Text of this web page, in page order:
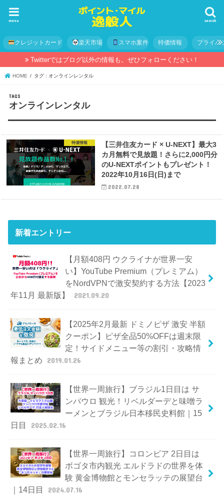
search
menu
クレジットカード 楽天市場 スマホ案件 特価情報 プライバ
Twitterではブログ以外の情報も。ぜひフォローください！
HOME タグ : オンラインレンタル
オンラインレンタル
特価情報
【三井住友カード × U-NEXT】最大3
カ月無料で見放題！さらに2,000円分
のU-NEXTポイントもプレゼント！
2022年10月16日(日)まで
2022.07.28
新着エントリー
【月額408円 ウクライナが世界一安
い】YouTube Premium（プレミアム）
をNordVPNで激安契約する方法【2023
年11月 最新版】
2021.09.20
【2025年2月最新 ドミノピザ 激安 半額
クーポン】ピザ全品50%OFFは週末限
定！サイドメニュー等の割引・攻略情
報まとめ
2019.01.26
【世界一周旅行】ブラジル1日目は サ
ンパウロ 観光！リベルダーデと味噌ラ
ーメンとブラジル日本移民史料館｜15
日目
2025.02.16
【世界一周旅行】コロンビア 2日目は
ボゴタ市内観光 エルドラドの世界を体
験 黄金博物館とモンセラッテの展望台
｜14日目
2024.07.16